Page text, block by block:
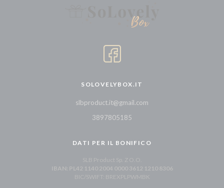
SOLOVELYBOX.IT
slbproduct.it@gmail.com
3897805185
DATI PER IL BONIFICO
SLB Product Sp. Z O.O.
IBAN: PL42 1140 2004 0000 3612 1210 8306
BIC/SWIFT: BREXPLPWMBK